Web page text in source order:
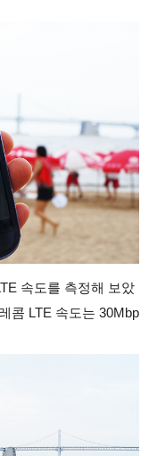
속도를 측정해 보았
콤 LTE 속도는 30Mbp